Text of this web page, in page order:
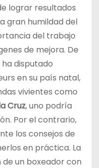
lograr resultados
gran humildad del
del trabajo
de mejora. De
disputado
en su país natal,
vivientes como
Cruz, uno podría
Por el contrario,
los consejos de
en práctica. La
un boxeador con